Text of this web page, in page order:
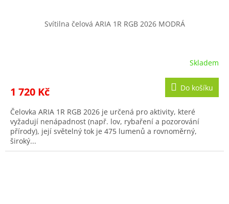
Svítilna čelová ARIA 1R RGB 2026 MODRÁ
Skladem
1 720 Kč Do košíku
Čelovka ARIA 1R RGB 2026 je určená pro aktivity, které
vyžadují nenápadnost (např. lov, rybaření a pozorování
přírody), její světelný tok je 475 lumenů a rovnoměrný,
široký...